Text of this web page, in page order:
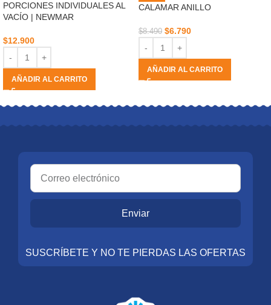
PORCIONES INDIVIDUALES AL
VACÍO | NEWMAR
$12.900
AÑADIR AL CARRITO
CALAMAR ANILLO
$8.490 $6.790
AÑADIR AL CARRITO
Enviar
SUSCRÍBETE Y NO TE PIERDAS LAS OFERTAS